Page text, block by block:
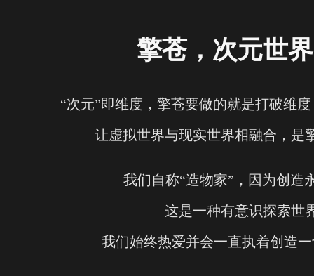
擎苍，次元世
“次元”即维度，擎苍要做的就是打破维
让虚拟世界与现实世界相融合，是
我们自称“造物家”，因为创造
这是一种有意识探索世
我们始终热爱并会一直执着创造